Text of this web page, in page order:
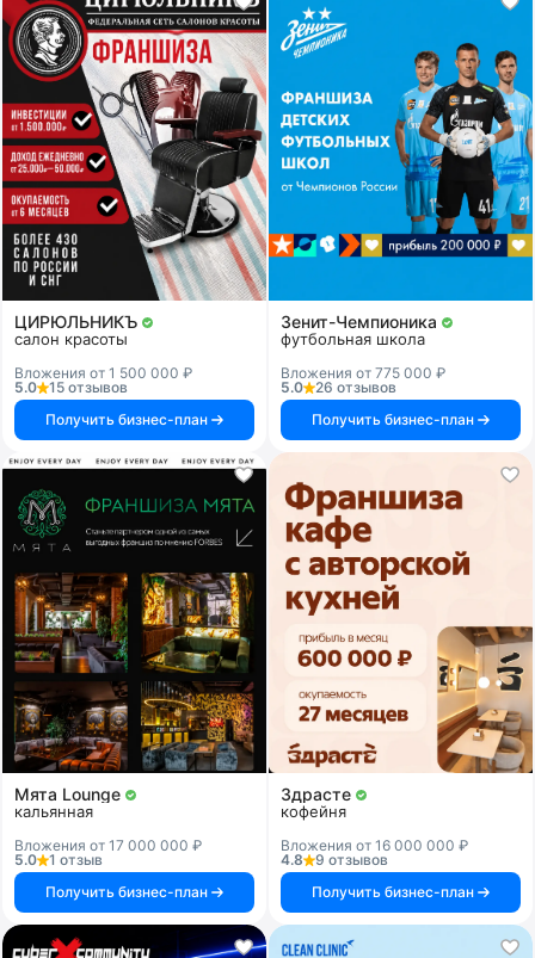
ЦИРЮЛЬНИКЪ
салон красоты
Вложения от 1 500 000 ₽
5.0
15 отзывов
Получить бизнес-план
Зенит-Чемпионика
футбольная школа
Вложения от 775 000 ₽
5.0
26 отзывов
Получить бизнес-план
Мята Lounge
кальянная
Вложения от 17 000 000 ₽
5.0
1 отзыв
Получить бизнес-план
Здрасте
кофейня
Вложения от 16 000 000 ₽
4.8
9 отзывов
Получить бизнес-план